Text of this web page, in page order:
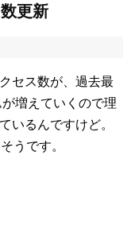
更新
セス数が、過去最
増えていくので理
いるんですけど。
うです。